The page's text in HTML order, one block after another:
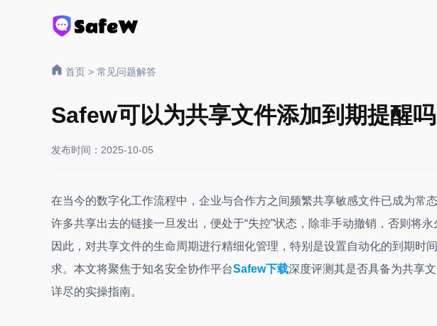
首页 > 常见问题解答
Safew可以为共享文件添加到期提醒吗
发布时间：2025-10-05
在当今的数字化工作流程中，企业与合作方之间频繁共享敏感文件已成为常
许多共享出去的链接一旦发出，便处于“失控”状态，除非手动撤销，否则将
因此，对共享文件的生命周期进行精细化管理，特别是设置自动化的到期时
求。本文将聚焦于知名安全协作平台Safew下载深度评测其是否具备为共享
详尽的实操指南。